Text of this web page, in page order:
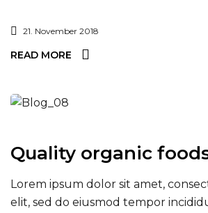
21. November 2018
READ MORE
Quality organic
Lorem ipsum dolor sit amet,
elit, sed do eiusmod tempor